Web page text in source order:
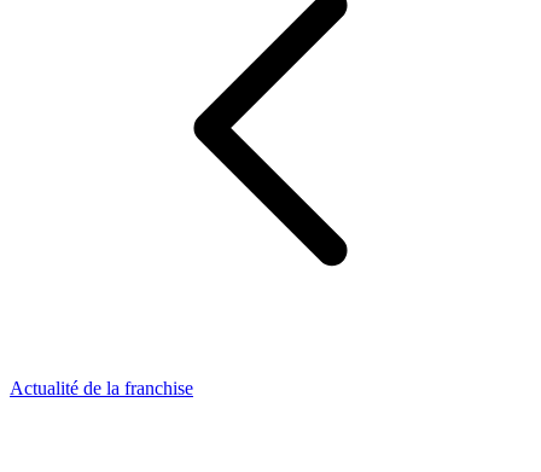
Actualité de la franchise